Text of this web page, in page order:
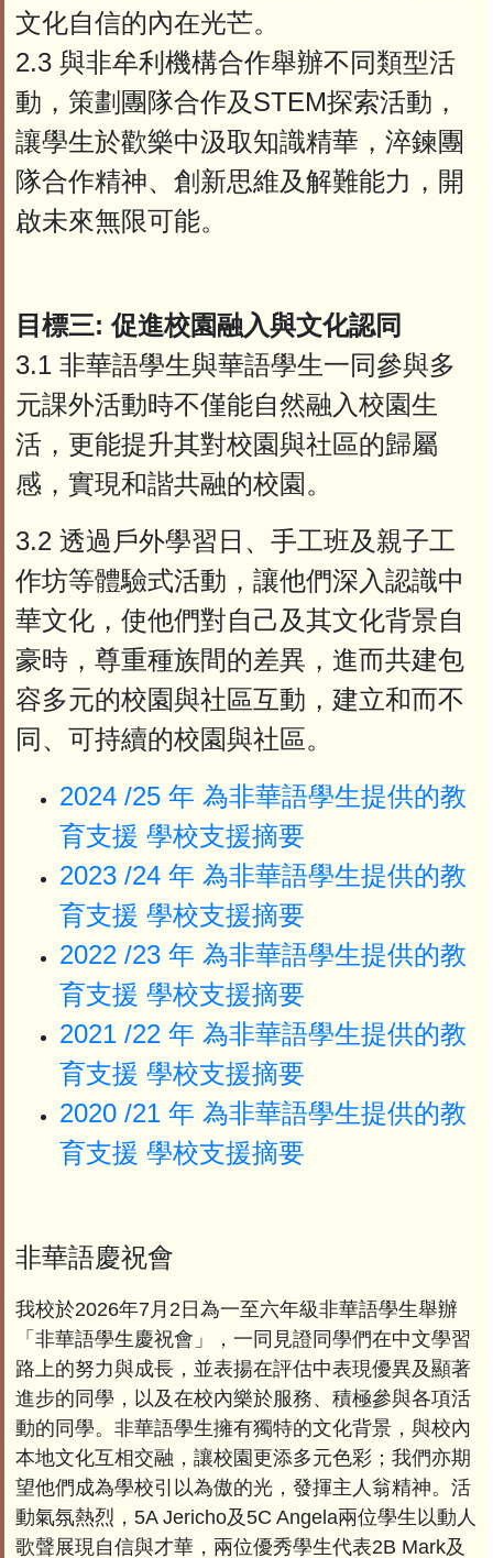
文化自信的內在光芒。
2.3 與非牟利機構合作舉辦不同類型活
動，策劃團隊合作及STEM探索活動，
讓學生於歡樂中汲取知識精華，淬鍊團
隊合作精神、創新思維及解難能力，開
啟未來無限可能。
目標三: 促進校園融入與文化認同
3.1 非華語學生與華語學生一同參與多
元課外活動時不僅能自然融入校園生
活，更能提升其對校園與社區的歸屬
感，實現和諧共融的校園。
3.2 透過戶外學習日、手工班及親子工
作坊等體驗式活動，讓他們深入認識中
華文化，使他們對自己及其文化背景自
豪時，尊重種族間的差異，進而共建包
容多元的校園與社區互動，建立和而不
同、可持續的校園與社區。
2024 /25 年 為非華語學生提供的教
育支援 學校支援摘要
2023 /24 年 為非華語學生提供的教
育支援 學校支援摘要
2022 /23 年 為非華語學生提供的教
育支援 學校支援摘要
2021 /22 年 為非華語學生提供的教
育支援 學校支援摘要
2020 /21 年 為非華語學生提供的教
育支援 學校支援摘要
非華語慶祝會
我校於2026年7月2日為一至六年級非華語學生舉辦
「非華語學生慶祝會」，一同見證同學們在中文學習
路上的努力與成長，並表揚在評估中表現優異及顯著
進步的同學，以及在校內樂於服務、積極參與各項活
動的同學。非華語學生擁有獨特的文化背景，與校內
本地文化互相交融，讓校園更添多元色彩；我們亦期
望他們成為學校引以為傲的光，發揮主人翁精神。活
動氣氛熱烈，5A Jericho及5C Angela兩位學生以動人
歌聲展現自信與才華，兩位優秀學生代表2B Mark及